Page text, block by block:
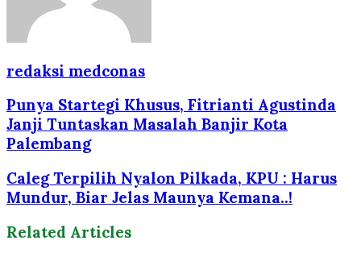
redaksi medconas
Punya Startegi Khusus, Fitrianti Agustinda
Janji Tuntaskan Masalah Banjir Kota
Palembang
Caleg Terpilih Nyalon Pilkada, KPU : Harus
Mundur, Biar Jelas Maunya Kemana..!
Related Articles